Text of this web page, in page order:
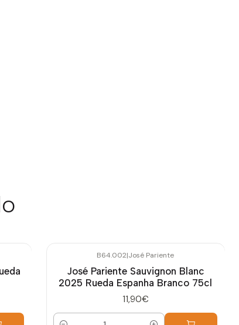
B64.002|José Pariente
José Pariente Sauvignon Blanc
2025 Rueda Espanha Branco 75cl
11,90€